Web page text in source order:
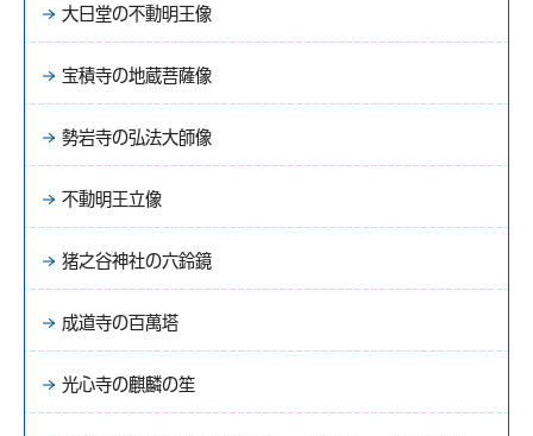
大日堂の不動明王像
宝積寺の地蔵菩薩像
勢岩寺の弘法大師像
不動明王立像
猪之谷神社の六鈴鏡
成道寺の百萬塔
光心寺の麒麟の笙